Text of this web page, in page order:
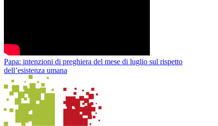
Papa: intenzioni di preghiera del mese di luglio sul rispetto
dell’esistenza umana